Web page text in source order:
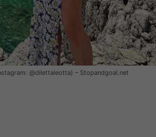
@dilettaleotta) – Stopandgoal.net